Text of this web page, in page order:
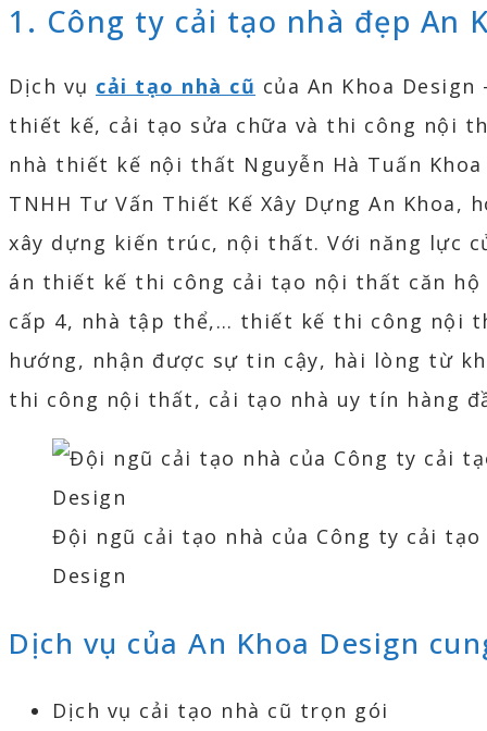
1. Công ty cải tạo nhà đẹp An
Dịch vụ cải tạo nhà cũ của An Khoa
thiết kế, cải tạo sửa chữa và thi công nội
nhà thiết kế nội thất Nguyễn Hà Tuấn
TNHH Tư Vấn Thiết Kế Xây Dựng An
xây dựng kiến trúc, nội thất. Với năng lực
án thiết kế thi công cải tạo nội thất căn
cấp 4, nhà tập thể,… thiết kế thi công nội
hướng, nhận được sự tin cậy, hài lòng từ
thi công nội thất, cải tạo nhà uy tín hàng
Đội ngũ cải tạo nhà của Công ty cải tạo
Design
Dịch vụ của An Khoa Design
Dịch vụ cải tạo nhà cũ trọn gói